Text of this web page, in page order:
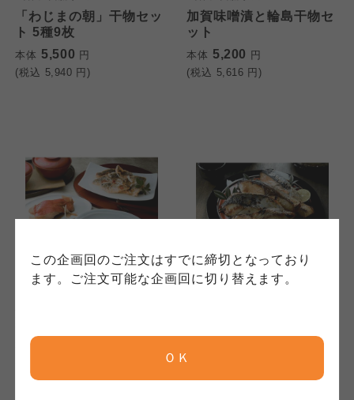
この企画回のご注文はすでに締切となっており
ます。ご注文可能な企画回に切り替えます。
ＯＫ
「わじまの朝」干物セッ
ト 5種9枚
本体 5,500 円
(税込 5,940 円)
加賀味噌漬と輪島干物セ
ット
本体 5,200 円
(税込 5,616 円)
ダイマツ
本体
<兵庫>たじみや
ご利用約款（ご利用規約・ご利
用規程）について
確認のうえ、ご利用ください。なお、クチコミ
投稿については、利用約款の細則として規定さ
れています。
コープしが
ならコープ
個人情報保護方針について
このサイトは7つの生協から業務委託を受けて、
コープきんき事業連合が運営しています。お預
コープ事業連合、ならびに各生協の「個人情報
保護方針」については各生協のボタンをクリッ
クしてご確認ください。
コープしが
ならコープ
特定商取引法に基づく表記につ
いて
各生協の「特定商取引法に基づく表記につい
て」については各生協のボタンをクリックして
ご確認ください。
コープしが
ならコープ